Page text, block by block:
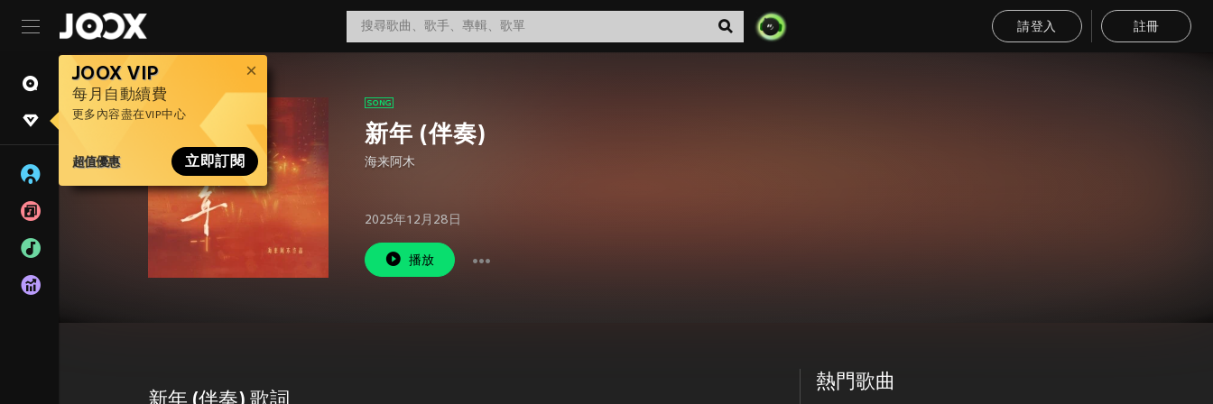
請登入 註冊
JOOX VIP
每月自動續費
更多內容盡在VIP中心
超值優惠 立即訂閱
新年 (伴奏)
海来阿木
2025年12月28日
播放
熱門歌曲